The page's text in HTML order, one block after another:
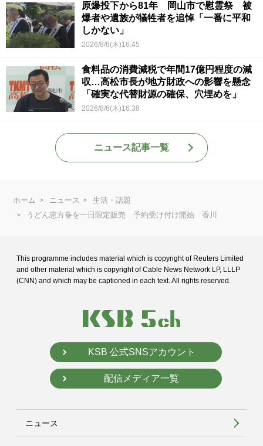
原爆投下から81年 岡山市で慰霊祭 被
爆者や遺族が犠牲者を追悼「一番に平和
しかない」
2026/8/6(木)16:45
食料品の消費減税で年間17億円程度の減
収…高松市長が地方財政への影響を懸念
「確実な代替財源の確保、穴埋めを」
2026/8/6(木)16:38
ニュース記事一覧
ホーム ニュース
生活・話題
うどん恵方巻を一日限定販売 予約受け付け開始 香川
This programme includes material which is copyright of Reuters Limited
and other material which is copyright of Cable News Network LP, LLLP
(CNN) and which may be captioned in each text. All rights reserved.
KSB 公式SNSアカウント
配信メディア一覧
ニュース